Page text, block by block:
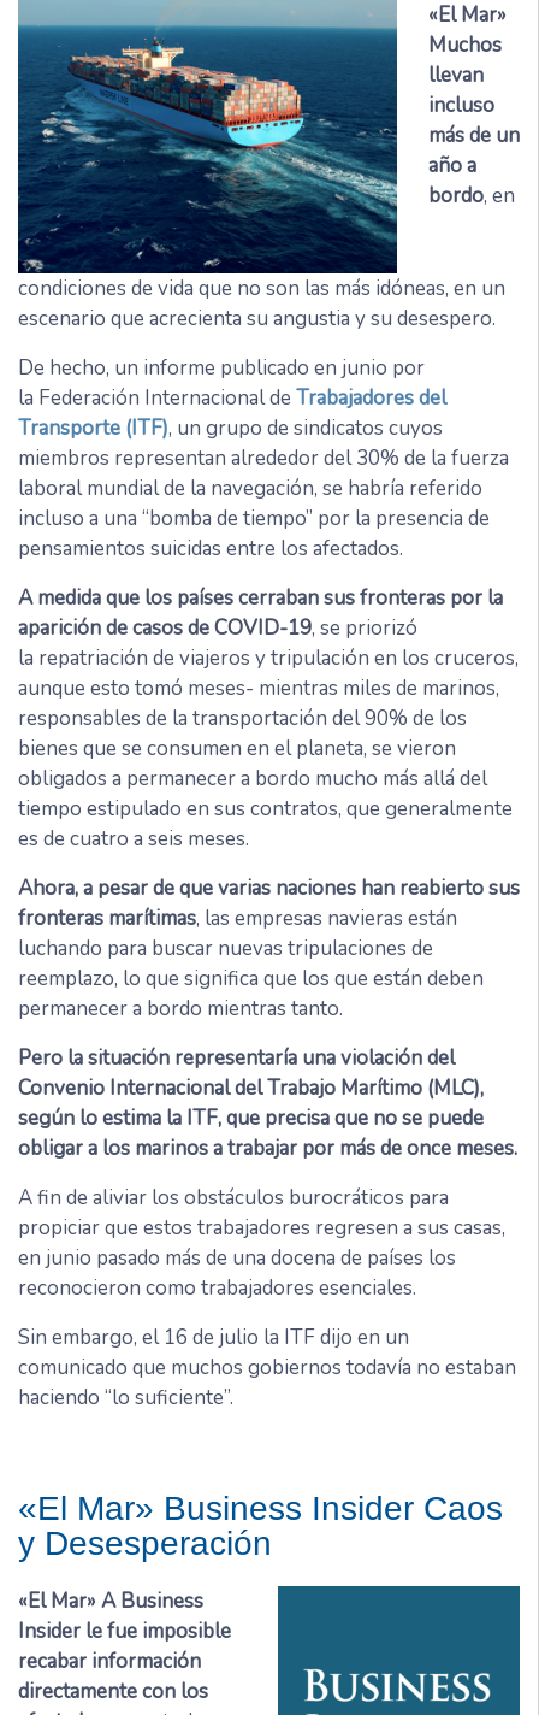
«El Mar»
Muchos
llevan
incluso
más de un
año a
bordo, en
condiciones de vida que no son las más idóneas, en un
escenario que acrecienta su angustia y su desespero.
De hecho, un informe publicado en junio por
la Federación Internacional de Trabajadores del
Transporte (ITF), un grupo de sindicatos cuyos
miembros representan alrededor del 30% de la fuerza
laboral mundial de la navegación, se habría referido
incluso a una “bomba de tiempo” por la presencia de
pensamientos suicidas entre los afectados.
A medida que los países cerraban sus fronteras por la
aparición de casos de COVID-19, se priorizó
la repatriación de viajeros y tripulación en los cruceros,
aunque esto tomó meses- mientras miles de marinos,
responsables de la transportación del 90% de los
bienes que se consumen en el planeta, se vieron
obligados a permanecer a bordo mucho más allá del
tiempo estipulado en sus contratos, que generalmente
es de cuatro a seis meses.
Ahora, a pesar de que varias naciones han reabierto sus
fronteras marítimas, las empresas navieras están
luchando para buscar nuevas tripulaciones de
reemplazo, lo que significa que los que están deben
permanecer a bordo mientras tanto.
Pero la situación representaría una violación del
Convenio Internacional del Trabajo Marítimo (MLC),
según lo estima la ITF, que precisa que no se puede
obligar a los marinos a trabajar por más de once meses.
A fin de aliviar los obstáculos burocráticos para
propiciar que estos trabajadores regresen a sus casas,
en junio pasado más de una docena de países los
reconocieron como trabajadores esenciales.
Sin embargo, el 16 de julio la ITF dijo en un
comunicado que muchos gobiernos todavía no estaban
haciendo “lo suficiente”.
«El Mar» Business Insider Caos
y Desesperación
«El Mar» A Business
Insider le fue imposible
recabar información
directamente con los